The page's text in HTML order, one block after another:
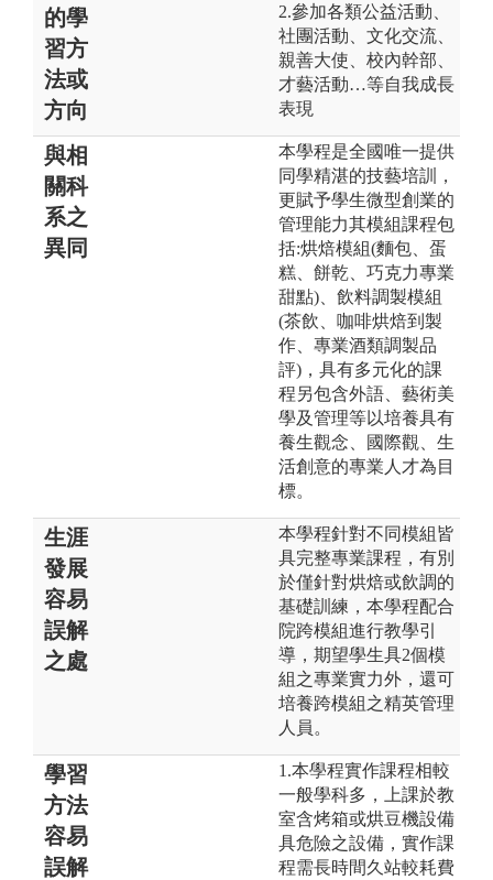
的學
習方
法或
方向
2.參加各類公益活動、
社團活動、文化交流、
親善大使、校內幹部、
才藝活動…等自我成長
表現
與相
關科
系之
異同
本學程是全國唯一提供
同學精湛的技藝培訓，
更賦予學生微型創業的
管理能力其模組課程包
括:烘焙模組(麵包、蛋
糕、餅乾、巧克力專業
甜點)、飲料調製模組
(茶飲、咖啡烘焙到製
作、專業酒類調製品
評)，具有多元化的課
程另包含外語、藝術美
學及管理等以培養具有
養生觀念、國際觀、生
活創意的專業人才為目
標。
生涯
發展
容易
誤解
之處
本學程針對不同模組皆
具完整專業課程，有別
於僅針對烘焙或飲調的
基礎訓練，本學程配合
院跨模組進行教學引
導，期望學生具2個模
組之專業實力外，還可
培養跨模組之精英管理
人員。
學習
方法
容易
誤解
1.本學程實作課程相較
一般學科多，上課於教
室含烤箱或烘豆機設備
具危險之設備，實作課
程需長時間久站較耗費